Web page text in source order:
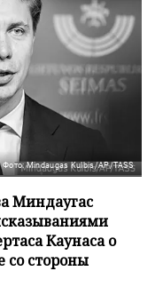
Фото: Mindaugas Kulbis/AP/TASS
Миндаугас
Каунаса о
со стороны